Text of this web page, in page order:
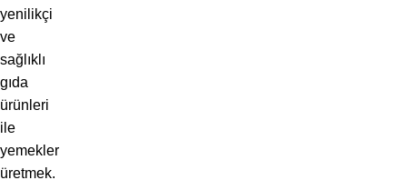
yenilikçi
ve
sağlıklı
gıda
ürünleri
ile
yemekler
üretmek.